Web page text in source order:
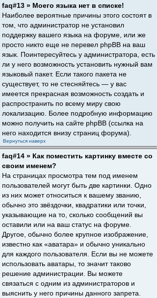
faq#13 » Моего языка нет в списке!
Наиболее вероятные причины этого состоят в
том, что администратор не установил
поддержку вашего языка на форуме, или же
просто никто еще не перевел phpBB на ваш
язык. Поинтересуйтесь у администратора, есть
ли у него возможность установить нужный вам
языковый пакет. Если такого пакета не
существует, то не стесняйтесь — у вас
имеется прекрасная возможность создать и
распространить по всему миру свою
локализацию. Более подробную информацию
можно получить на сайте phpBB (ссылка на
него находится внизу страниц форума).
Вернуться наверх
faq#14 » Как поместить картинку вместе со
своим именем?
На страницах просмотра тем под именем
пользователей могут быть две картинки. Одно
из них может относиться к вашему званию,
обычно это звёздочки, квадратики или точки,
указывающие на то, сколько сообщений вы
оставили или на ваш статус на форуме.
Другое, обычно более крупное изображение,
известно как «аватара» и обычно уникально
для каждого пользователя. Если вы не можете
использовать аватары, то значит таково
решение администрации. Вы можете
связаться с одним из администраторов и
выяснить у него причины данного запрета.